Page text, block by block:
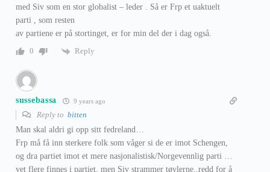
med Siv som en stor globalist – leder . Så er Frp et uaktuelt
parti , som resten
av partiene er på stortinget, er for min del der i dag også.
0
Reply
sussebassa 9 years ago
Reply to bitten
Man skal aldri gi opp sitt fedreland…
Frp må få inn sterkere folk som våger si de er imot Schengen,
og dra partiet imot et mere nasjonalistisk/Norgevennlig parti …
vet flere finnes i partiet, men Siv strammer tøylerne..redd for å